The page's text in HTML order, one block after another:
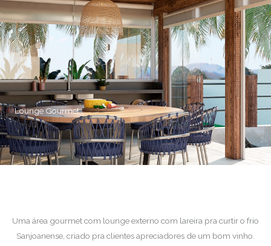
Lounge Gourmet
Uma área gourmet com lounge externo com lareira pra curtir o frio
Sanjoanense, criado pra clientes apreciadores de um bom vinho.